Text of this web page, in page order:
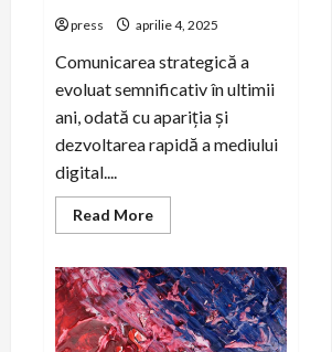
press aprilie 4, 2025
Comunicarea strategică a
evoluat semnificativ în ultimii
ani, odată cu apariția și
dezvoltarea rapidă a mediului
digital....
Read MoreRead
more
între
PR
tradițional
și
PR